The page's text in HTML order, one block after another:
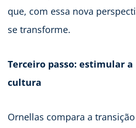
que, com essa nova
se transforme.
Terceiro passo: estimular a
cultura
Ornellas compara a